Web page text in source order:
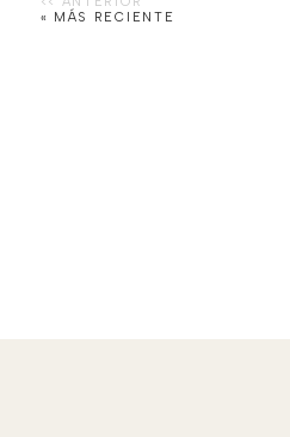
« MÁS RECIENTE